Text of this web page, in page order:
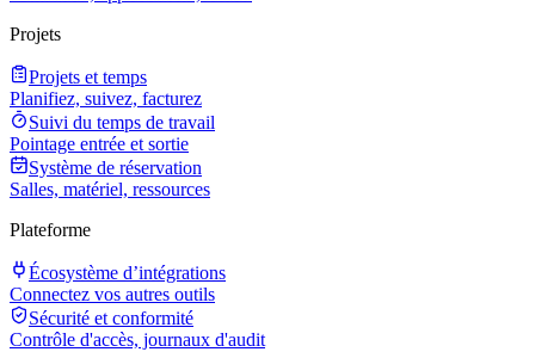
Projets
Projets et temps
Planifiez, suivez, facturez
Suivi du temps de travail
Pointage entrée et sortie
Système de réservation
Salles, matériel, ressources
Plateforme
Écosystème d’intégrations
Connectez vos autres outils
Sécurité et conformité
Contrôle d'accès, journaux d'audit